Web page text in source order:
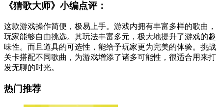
《猜歌大师》小编点评：
这款游戏操作简便，极易上手。游戏内拥有丰富多样的歌曲，
玩家能够自由挑选。其玩法丰富多元，极大地提升了游戏的趣
味性。而且道具的可选性，能给予玩家更为完美的体验。挑战
关卡搭配不同歌曲，为游戏增添了诸多可能性，很适合用来打
发无聊的时光。
热门推荐